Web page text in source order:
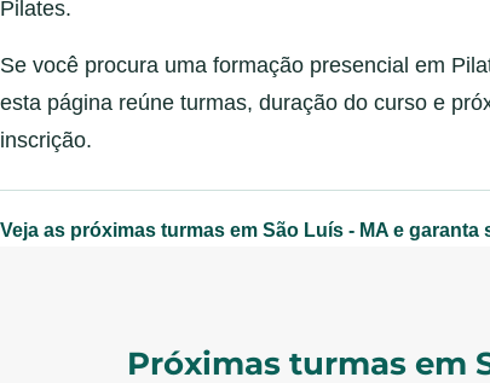
Pilates.
Se você procura uma formação presencial em
esta página reúne turmas, duração do curso e
inscrição.
Veja as próximas turmas em São Luís - MA e garanta
Próximas turmas em